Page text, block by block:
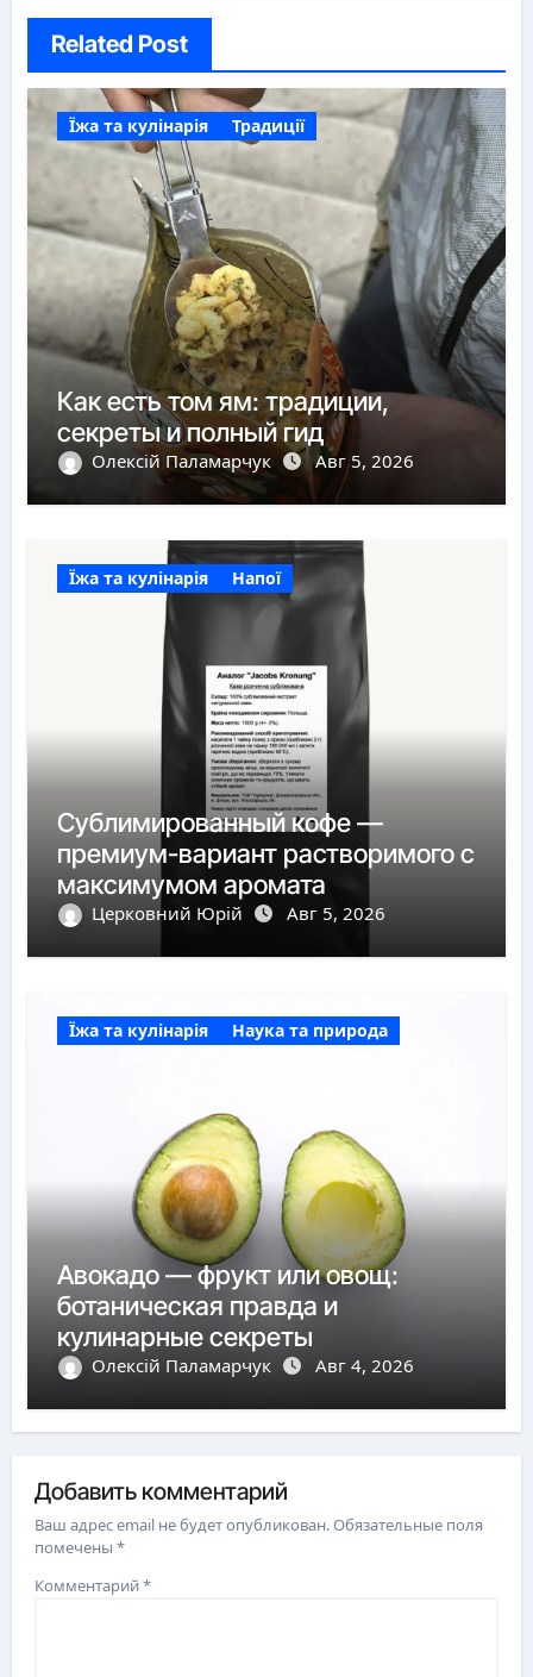
Related Post
Їжа та кулінарія Традиції
Как есть том ям: традиции,
секреты и полный гид
Олексій Паламарчук Авг 5, 2026
Їжа та кулінарія Напої
Сублимированный кофе —
премиум-вариант растворимого с
максимумом аромата
Церковний Юрій Авг 5, 2026
Їжа та кулінарія Наука та природа
Авокадо — фрукт или овощ:
ботаническая правда и
кулинарные секреты
Олексій Паламарчук Авг 4, 2026
Добавить комментарий
Ваш адрес email не будет опубликован.Обязательные поля
помечены*
Комментарий*